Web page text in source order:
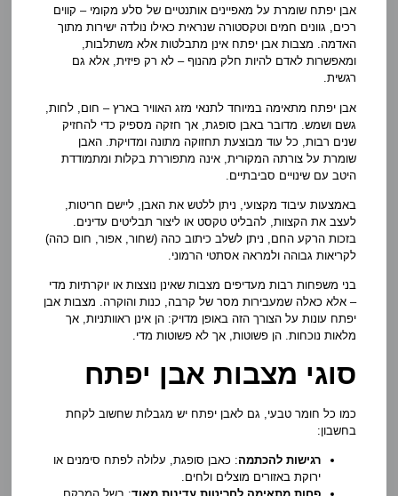
אבן יפתח שומרת על מאפיינים אותנטיים של סלע מקומי – קווים
רכים, גוונים חמים וטקסטורה שנראית כאילו נולדה ישירות מתוך
האדמה. מצבות אבן יפתח אינן מתבלטות אלא משתלבות,
ומאפשרות לאדם להיות חלק מהנוף – לא רק פיזית, אלא גם
רגשית.
אבן יפתח מתאימה במיוחד לתנאי מזג האוויר בארץ – חום, לחות,
גשם ושמש. מדובר באבן סופגת, אך חזקה מספיק כדי להחזיק
שנים רבות, כל עוד מבוצעת תחזוקה מתונה ומדויקת. האבן
שומרת על צורתה המקורית, אינה מתפוררת בקלות ומתמודדת
היטב עם שינויים סביבתיים.
באמצעות עיבוד מקצועי, ניתן ללטש את האבן, ליישם חריטות,
לעצב את הקצוות, להבליט טקסט או ליצור תבליטים עדינים.
בזכות הרקע החם, ניתן לשלב כיתוב כהה (שחור, אפור, חום כהה)
לקריאות גבוהה ולמראה אסתטי הרמוני.
בני משפחות רבות מעדיפים מצבות שאינן נוצצות או יוקרתיות מדי
– אלא כאלה שמעבירות מסר של קרבה, כנות והוקרה. מצבות אבן
יפתח עונות על הצורך הזה באופן מדויק: הן אינן ראוותניות, אך
מלאות נוכחות. הן פשוטות, אך לא פשוטות מדי.
סוגי מצבות אבן יפתח
כמו כל חומר טבעי, גם לאבן יפתח יש מגבלות שחשוב לקחת
בחשבון:
רגישות להכתמה: כאבן סופגת, עלולה לפתח סימנים או
ירוקת באזורים מוצלים ולחים.